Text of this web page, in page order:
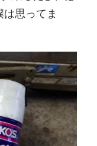
思ってま